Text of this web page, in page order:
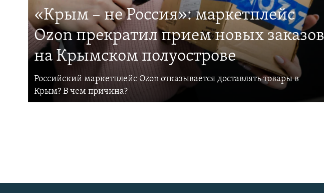
«Крым – не Россия»: маркетплейс
Ozon прекратил прием новых заказов
на Крымском полуострове
Российский маркетплейс Ozon отказывается доставлять товары в
Крым? В чем причина?